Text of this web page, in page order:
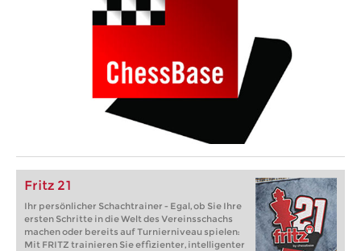
Fritz 21
Ihr persönlicher Schachtrainer - Egal, ob Sie Ihre
ersten Schritte in die Welt des Vereinsschachs
machen oder bereits auf Turnierniveau spielen:
Mit FRITZ trainieren Sie effizienter, intelligenter